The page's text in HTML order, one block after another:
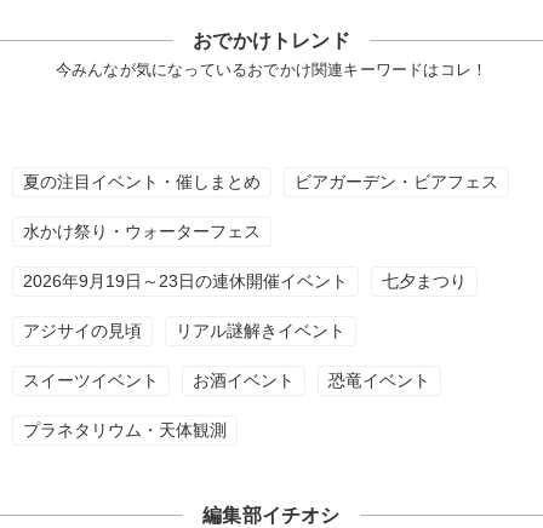
おでかけトレンド
今みんなが気になっているおでかけ関連キーワードはコレ！
夏の注目イベント・催しまとめ ビアガーデン・ビアフェス
水かけ祭り・ウォーターフェス
2026年9月19日～23日の連休開催イベント 七夕まつり
アジサイの見頃 リアル謎解きイベント
スイーツイベント お酒イベント 恐竜イベント
プラネタリウム・天体観測
編集部イチオシ